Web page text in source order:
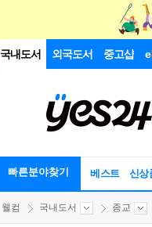
국내도서 외국도서 중고샵
빠른분야찾기 베스트 신상
웰컴 국내도서 종교